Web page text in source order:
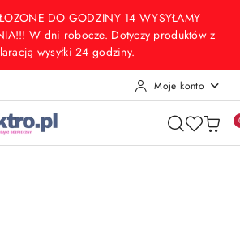
głównej
konto
głównego
produktu
DO GODZINY 14 WYSYŁAMY
W dni robocze. Dotyczy produktów z
wysyłki 24 godziny.
Moje konto